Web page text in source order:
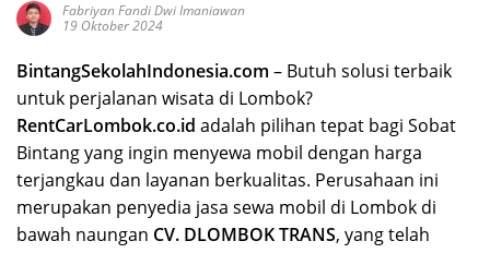
Fabriyan Fandi Dwi Imaniawan
19 Oktober 2024
BintangSekolahIndonesia.com – Butuh solusi terbaik
untuk perjalanan wisata di Lombok?
RentCarLombok.co.id adalah pilihan tepat bagi Sobat
Bintang yang ingin menyewa mobil dengan harga
terjangkau dan layanan berkualitas. Perusahaan ini
merupakan penyedia jasa sewa mobil di Lombok di
bawah naungan CV. DLOMBOK TRANS, yang telah